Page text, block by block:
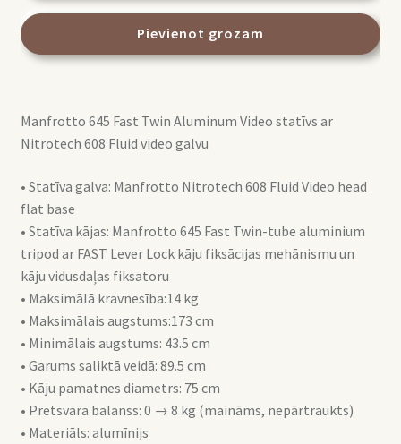
608
Head
Fast
Twin
tripod
kit
(
MVK608TWINFA)
daudzums
Pievienot grozam
Manfrotto 645 Fast Twin Aluminum Video statīvs ar
Nitrotech 608 Fluid video galvu
• Statīva galva: Manfrotto Nitrotech 608 Fluid Video head
flat base
• Statīva kājas: Manfrotto 645 Fast Twin-tube aluminium
tripod ar FAST Lever Lock kāju fiksācijas mehānismu un
kāju vidusdaļas fiksatoru
• Maksimālā kravnesība:14 kg
• Maksimālais augstums:173 cm
• Minimālais augstums: 43.5 cm
• Garums saliktā veidā: 89.5 cm
• Kāju pamatnes diametrs: 75 cm
• Pretsvara balanss: 0 → 8 kg (maināms, nepārtraukts)
• Materiāls: alumīnijs